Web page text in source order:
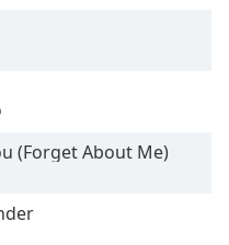
(Forget About Me)